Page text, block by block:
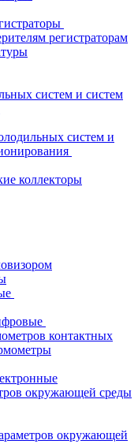
регистраторам
систем и систем
систем и
коллекторы
контактных
окружающей среды
окружающей